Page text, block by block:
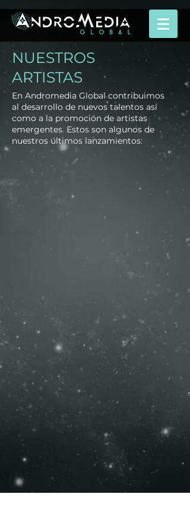
NUESTROS
ARTISTAS
En Andromedia Global contribuimos
al desarrollo de nuevos talentos así
como a la promoción de artistas
emergentes. Estos son algunos de
nuestros últimos lanzamientos: